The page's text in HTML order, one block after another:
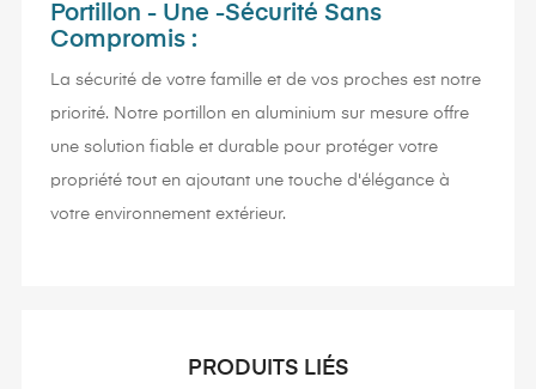
Portillon - Une -Sécurité Sans
Compromis :
La sécurité de votre famille et de vos proches est notre
priorité. Notre portillon en aluminium sur mesure offre
une solution fiable et durable pour protéger votre
propriété tout en ajoutant une touche d'élégance à
votre environnement extérieur.
PRODUITS LIÉS